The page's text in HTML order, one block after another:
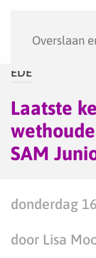
Overslaan
EDE
Laatste
SAM
donderdag
door Lisa